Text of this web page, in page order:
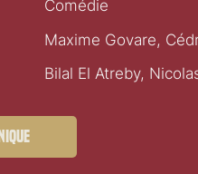
Comédie
Maxime Govare,
Bilal El Atreby,